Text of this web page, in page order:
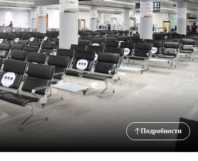
Подробности